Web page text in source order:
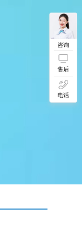
咨询
售后
电话